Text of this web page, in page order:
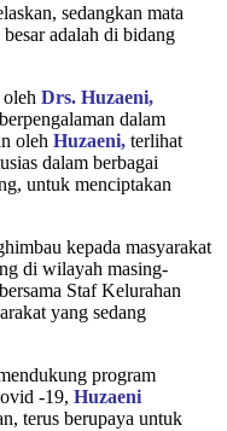
sedangkan mata
adalah di bidang
Drs. Huzaeni,
dalam
oleh Huzaeni, terlihat
dalam berbagai
untuk menciptakan
kepada masyarakat
di wilayah masing-
bersama Staf Kelurahan
yang sedang
program
-19, Huzaeni
terus berupaya untuk